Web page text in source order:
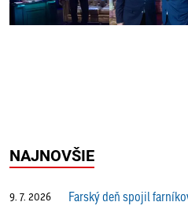
NAJNOVŠIE
9. 7. 2026 Farský deň spojil